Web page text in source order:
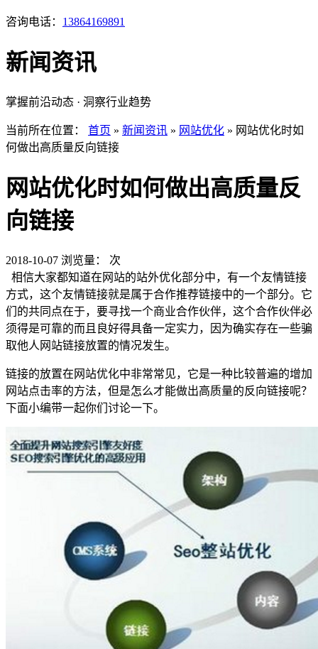
咨询电话： 13864169891
新闻资讯
掌握前沿动态 · 洞察行业趋势
当前所在位置： 首页 » 新闻资讯 » 网站优化 » 网站优化时如
何做出高质量反向链接
网站优化时如何做出高质量反
向链接
2018-10-07 浏览量：
次
相信大家都知道在网站的站外优化部分中，有一个友情链接
方式，这个友情链接就是属于合作推荐链接中的一个部分。它
们的共同点在于，要寻找一个商业合作伙伴，这个合作伙伴必
须得是可靠的而且良好得具备一定实力，因为确实存在一些骗
取他人网站链接放置的情况发生。
链接的放置在网站优化中非常常见，它是一种比较普遍的增加
网站点击率的方法，但是怎么才能做出高质量的反向链接呢？
下面小编带一起你们讨论一下。